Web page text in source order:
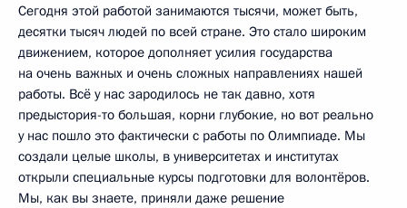
Сегодня этой работой занимаются тысячи, может быть,
десятки тысяч людей по всей стране. Это стало широким
движением, которое дополняет усилия государства
на очень важных и очень сложных направлениях нашей
работы. Всё у нас зародилось не так давно, хотя
предыстория-то большая, корни глубокие, но вот реально
у нас пошло это фактически с работы по Олимпиаде. Мы
создали целые школы, в университетах и институтах
открыли специальные курсы подготовки для волонтёров.
Мы, как вы знаете, приняли даже решение